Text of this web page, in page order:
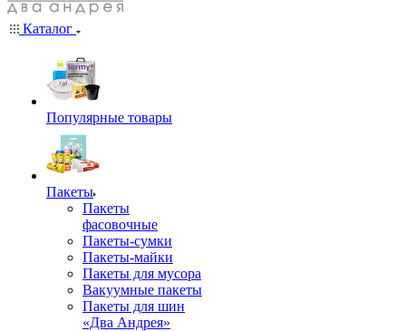
Каталог
Популярные товары
Пакеты
Пакеты
фасовочные
Пакеты-сумки
Пакеты-майки
Пакеты для мусора
Вакуумные пакеты
Пакеты для шин
«Два Андрея»